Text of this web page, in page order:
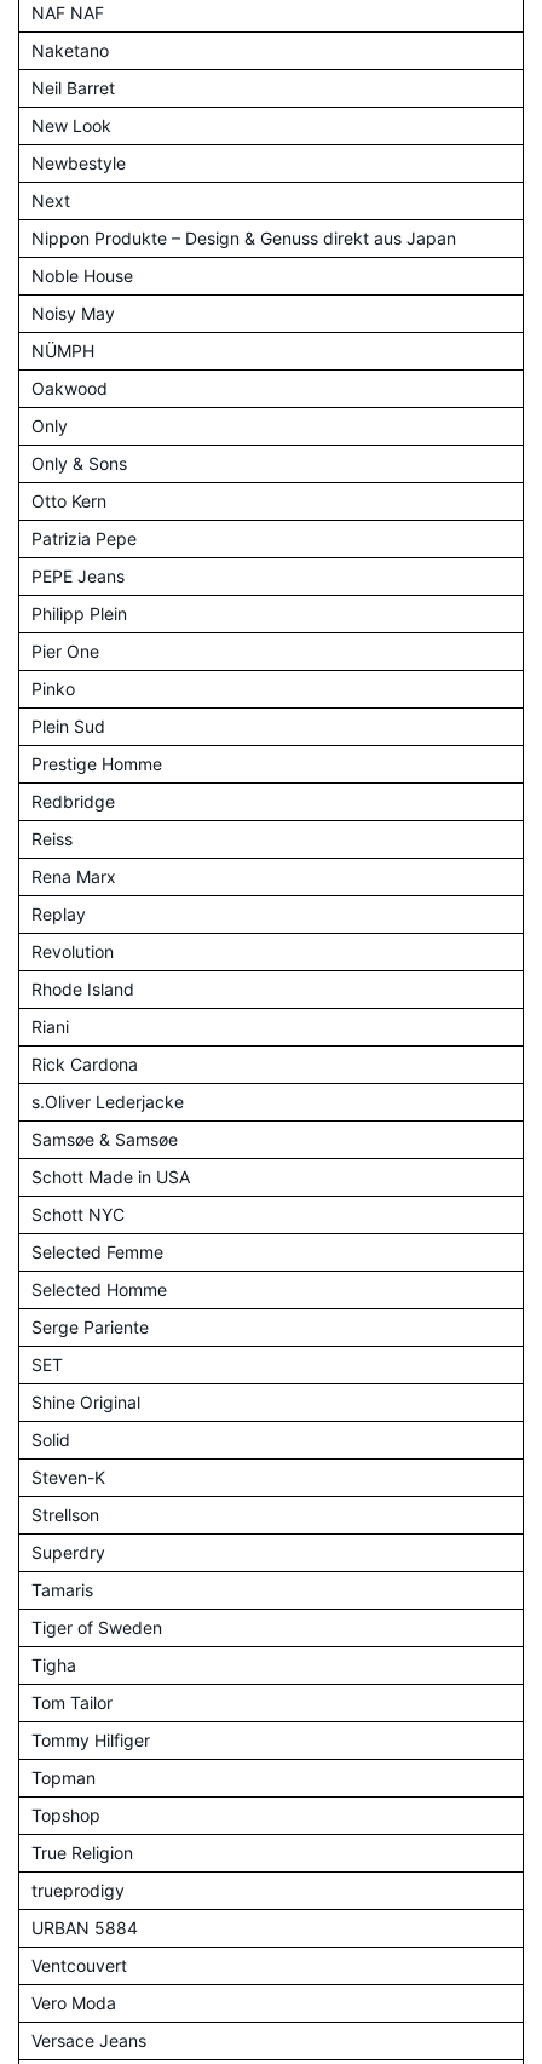
NAF NAF
Naketano
Neil Barret
New Look
Newbestyle
Next
Nippon Produkte – Design & Genuss direkt aus Japan
Noble House
Noisy May
NÜMPH
Oakwood
Only
Only & Sons
Otto Kern
Patrizia Pepe
PEPE Jeans
Philipp Plein
Pier One
Pinko
Plein Sud
Prestige Homme
Redbridge
Reiss
Rena Marx
Replay
Revolution
Rhode Island
Riani
Rick Cardona
s.Oliver Lederjacke
Samsøe & Samsøe
Schott Made in USA
Schott NYC
Selected Femme
Selected Homme
Serge Pariente
SET
Shine Original
Solid
Steven-K
Strellson
Superdry
Tamaris
Tiger of Sweden
Tigha
Tom Tailor
Tommy Hilfiger
Topman
Topshop
True Religion
trueprodigy
URBAN 5884
Ventcouvert
Vero Moda
Versace Jeans